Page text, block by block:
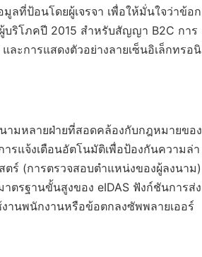
ลที่ป้อนโดยผู้เจรจา เพื่อให้มั่นใจว่าข้อก
ริโภคปี 2015 สำหรับสัญญา B2C การ
ละการแสดงตัวอย่างลายเซ็นอิเล็กทรอนิ
ามหลายฝ่ายที่สอดคล้องกับกฎหมายของ
แจ้งเตือนอัตโนมัติเพื่อป้องกันความล่า
ร์ (การตรวจสอบตำแหน่งของผู้ลงนาม)
ตรฐานขั้นสูงของ eIDAS ฟังก์ชันการส่ง
านพนักงานหรือข้อตกลงซัพพลายเออร์